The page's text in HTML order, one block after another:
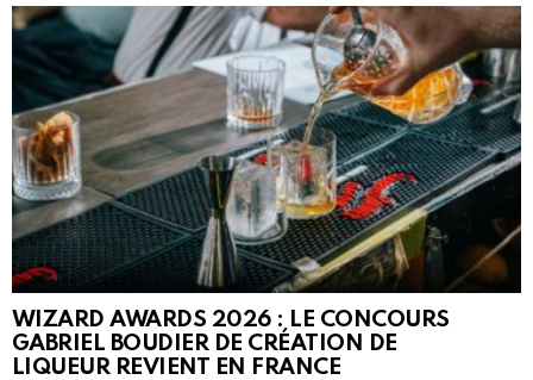
WIZARD AWARDS 2026 : LE CONCOURS
GABRIEL BOUDIER DE CRÉATION DE
LIQUEUR REVIENT EN FRANCE